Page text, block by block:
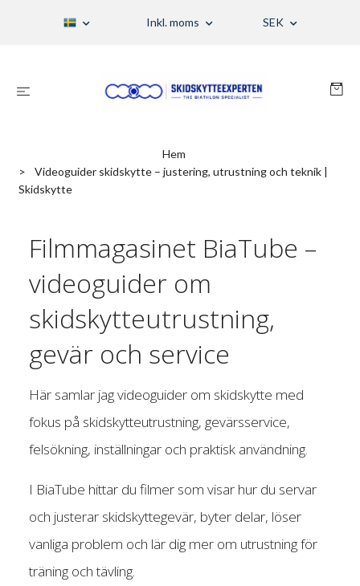
Inkl. moms SEK
Hem
Videoguider skidskytte – justering, utrustning och teknik |
Skidskytte
Filmmagasinet BiaTube –
videoguider om
skidskytteutrustning,
gevär och service
Här samlar jag videoguider om skidskytte med
fokus på skidskytteutrustning, gevärsservice,
felsökning, inställningar och praktisk användning.
I BiaTube hittar du filmer som visar hur du servar
och justerar skidskyttegevär, byter delar, löser
vanliga problem och lär dig mer om utrustning för
träning och tävling.